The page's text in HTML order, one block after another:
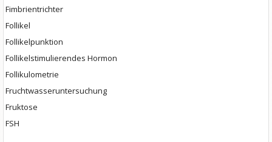
Fimbrientrichter
Follikel
Follikelpunktion
Follikelstimulierendes Hormon
Follikulometrie
Fruchtwasseruntersuchung
Fruktose
FSH